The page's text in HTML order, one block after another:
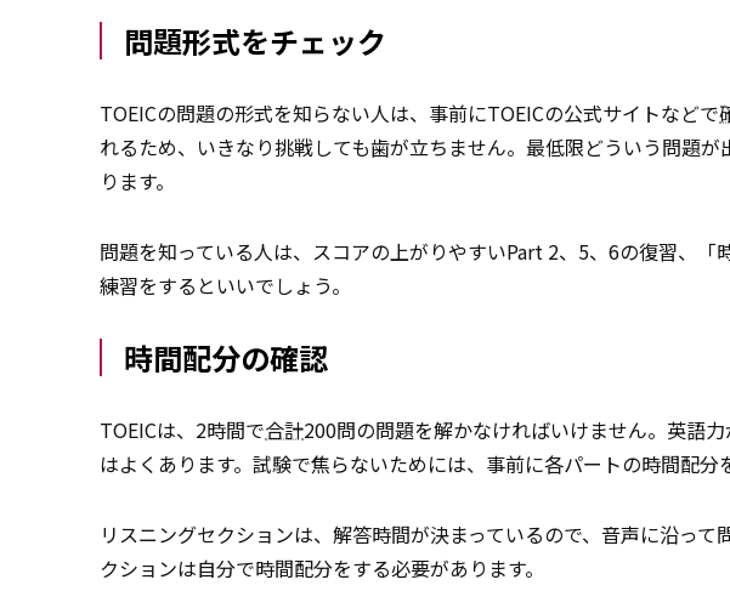
問題形式をチェック
TOEICの問題の形式を知らない人は、事前にTOEICの公式サイトなどで
れるため、いきなり挑戦しても歯が立ちません。最低限どういう問題
ります。
問題を知っている人は、スコアの上がりやすいPart 2、5、6の復習、「
練習をするといいでしょう。
時間配分の確認
TOEICは、2時間で合計200問の問題を解かなければいけません。英語
はよくあります。試験で焦らないためには、事前に各パートの時間配分
リスニングセクションは、解答時間が決まっているので、音声に沿って
クションは自分で時間配分をする必要があります。